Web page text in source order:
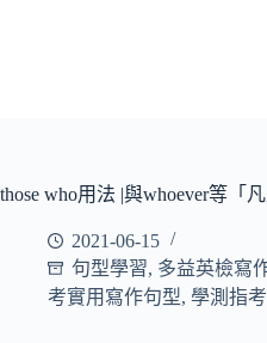
those who用法 |與whoever等「
2021-06-15
句型學習, 多益英檢寫
考實用寫作句型, 學測指